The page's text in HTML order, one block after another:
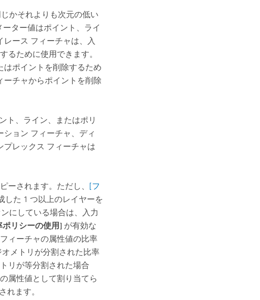
かそれよりも次元の低い
ター値はポイント、ライ
ース フィーチャは、入
るために使用できます。
はポイントを削除するため
ーチャからポイントを削除
ト、ライン、またはポリ
ョン フィーチャ、ディ
プレックス フィーチャは
ーされます。ただし、
[フ
した 1 つ以上のレイヤーを
にしている場合は、入力
ポリシーの使用]が有効な
ィーチャの属性値の比率
メトリが分割された比率
リが等分割された場合
属性値として割り当てら
れます。